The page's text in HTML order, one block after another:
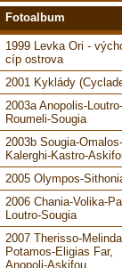
Fotoalbum
1999 Levka Ori -
cíp ostrova
2001 Kyklády
2003a Anopolis-
Roumeli-Sougia
2003b Sougia-Omalos-
Kalerghi-Kastro-
2005 Olympos-
2006 Chania-Volika-
Loutro-Sougia
2007 Therisso-
Potamos-Eligias Far,
Anopoli-Askifou